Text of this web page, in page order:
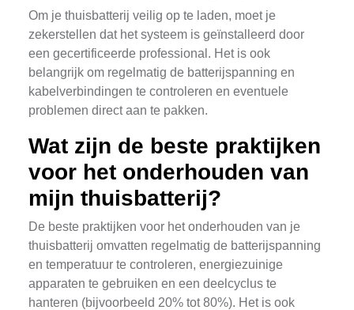
Om je thuisbatterij veilig op te laden, moet je
zekerstellen dat het systeem is geïnstalleerd door
een gecertificeerde professional. Het is ook
belangrijk om regelmatig de batterijspanning en
kabelverbindingen te controleren en eventuele
problemen direct aan te pakken.
Wat zijn de beste praktijken
voor het onderhouden van
mijn thuisbatterij?
De beste praktijken voor het onderhouden van je
thuisbatterij omvatten regelmatig de batterijspanning
en temperatuur te controleren, energiezuinige
apparaten te gebruiken en een deelcyclus te
hanteren (bijvoorbeeld 20% tot 80%). Het is ook